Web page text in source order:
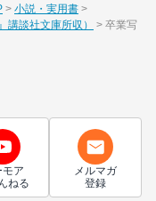
小説・実用書
講談社文庫所収）
卒業写
モア
ねる
メルマガ
登録